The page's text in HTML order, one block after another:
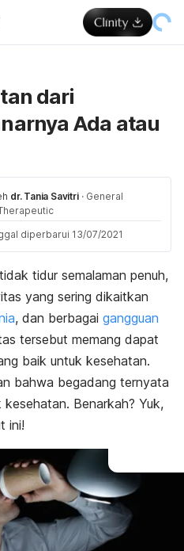
dari
Ada atau
dr. Tania Savitri · General
diperbarui 13/07/2021
tidur semalaman penuh,
yang sering dikaitkan
, dan berbagai gangguan
tersebut memang dapat
baik untuk kesehatan.
bahwa begadang ternyata
Benarkah? Yuk,
ini!